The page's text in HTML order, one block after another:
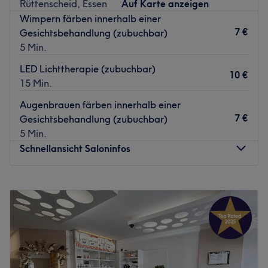
Rüttenscheid, Essen
Auf Karte anzeigen
Wimpern färben innerhalb einer
Gesichtsbehandlung (zubuchbar)
5 Min.
7 €
LED Lichttherapie (zubuchbar)
15 Min.
10 €
Augenbrauen färben innerhalb einer
Gesichtsbehandlung (zubuchbar)
5 Min.
7 €
Schnellansicht Saloninfos
Dienstag
10:00
18:00
Mittwoch
10:00 –18:00
Donnerstag
10:00–18:00
Freitag
18:00
Samstag
–17:00